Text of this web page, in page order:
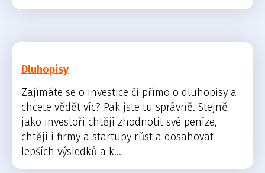
Dluhopisy
Zajímáte se o investice či přímo o dluhopisy a
chcete vědět víc? Pak jste tu správně. Stejně
jako investoři chtějí zhodnotit své peníze,
chtějí i firmy a startupy růst a dosahovat
lepších výsledků a k...